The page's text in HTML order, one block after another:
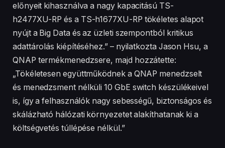
előnyeit kihasználva a nagy kapacitású TS-
h2477XU-RP és a TS-h1677XU-RP tökéletes alapot
nyújt a Big Data és az üzleti szempontból kritikus
adattárolás kiépítéséhez.” – nyilatkozta Jason Hsu, a
QNAP termékmenedzsere, majd hozzátette:
„Tökéletesen együttműködnek a QNAP menedzselt
és menedzsment nélküli 10 GbE switch készülékeivel
is, így a felhasználók nagy sebességű, biztonságos és
skálázható hálózati környezetet alakíthatanak ki a
költségvetés túllépése nélkül.”